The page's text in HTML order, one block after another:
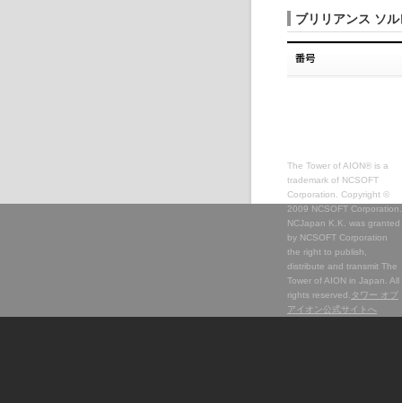
ブリリアンス ソ
The Tower of AION® is a
trademark of NCSOFT
Corporation. Copyright ©
2009 NCSOFT Corporation.
NCJapan K.K. was granted
by NCSOFT Corporation
the right to publish,
distribute and transmit The
Tower of AION in Japan. All
rights reserved. タワー オブ
アイオン公式サイトへ